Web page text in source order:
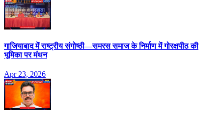
गाजियाबाद में राष्ट्रीय संगोष्ठी—समरस समाज के निर्माण में गोरक्षपीठ की
भूमिका पर मंथन
Apr 23, 2026